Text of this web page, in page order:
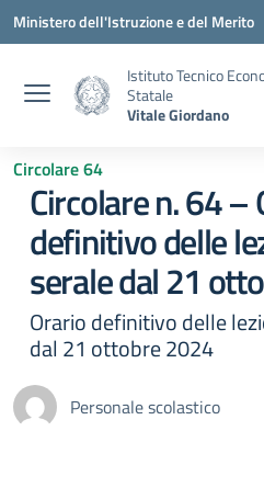
Vai ai contenuti
Vai al menu di navigazione
Vai al footer
Ministero dell'Istruzione e del Merito
Istituto Tecnico
Statale
Vitale Giordano
Circolare 64
Circolare n. 64 –
definitivo delle
serale dal 21
Orario definitivo delle
dal 21 ottobre 2024
Personale scolastico